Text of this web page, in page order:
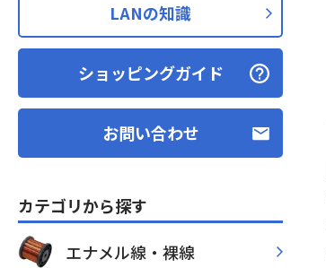
LANの知識
ショッピングガイド
お問い合わせ
カテゴリから探す
エナメル線・裸線